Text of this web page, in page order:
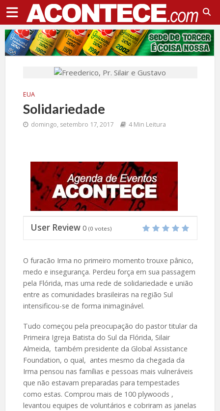
EUA
Solidariedade
domingo, setembro 17, 2017 4 Min Leitura
User Review 0 (0 votes)
O furacão Irma no primeiro momento trouxe pânico,
medo e insegurança. Perdeu força em sua passagem
pela Flórida, mas uma rede de solidariedade e união
entre as comunidades brasileiras na região Sul
intensificou-se de forma inimaginável.
Tudo começou pela preocupação do pastor titular da
Primeira Igreja Batista do Sul da Flórida, Silair
Almeida, também presidente da Global Assistance
Foundation, o qual, antes mesmo da chegada da
Irma pensou nas famílias e pessoas mais vulneráveis
que não estavam preparadas para tempestades
como estas. Comprou mais de 100 plywoods ,
levantou equipes de voluntários e cobriram as janelas